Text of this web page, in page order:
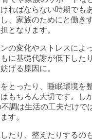
ればならない時期でも
、家族のためにと働き
となります。
の変化やストレスによ
に基礎代謝が低下した
げる原因に。
とったり、睡眠環境を
もちろん大切です。し
調は生活の工夫だけで
す。
たり、整えたりするの